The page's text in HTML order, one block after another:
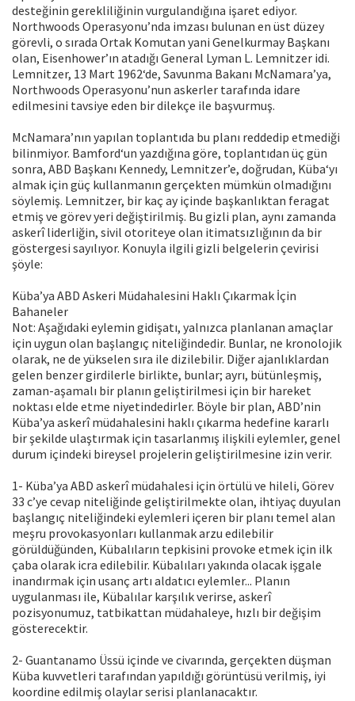
desteğinin gerekliliğinin vurgulandığına işaret ediyor.
Northwoods Operasyonu’nda imzası bulunan en üst düzey
görevli, o sırada Ortak Komutan yani Genelkurmay Başkanı
olan, Eisenhower’ın atadığı General Lyman L. Lemnitzer idi.
Lemnitzer, 13 Mart 1962‘de, Savunma Bakanı McNamara’ya,
Northwoods Operasyonu’nun askerler tarafında idare
edilmesini tavsiye eden bir dilekçe ile başvurmuş.
McNamara’nın yapılan toplantıda bu planı reddedip etmediği
bilinmiyor. Bamford‘un yazdığına göre, toplantıdan üç gün
sonra, ABD Başkanı Kennedy, Lemnitzer’e, doğrudan, Küba‘yı
almak için güç kullanmanın gerçekten mümkün olmadığını
söylemiş. Lemnitzer, bir kaç ay içinde başkanlıktan feragat
etmiş ve görev yeri değiştirilmiş. Bu gizli plan, aynı zamanda
askerî liderliğin, sivil otoriteye olan itimatsızlığının da bir
göstergesi sayılıyor. Konuyla ilgili gizli belgelerin çevirisi
şöyle:
Küba’ya ABD Askeri Müdahalesini Haklı Çıkarmak İçin
Bahaneler
Not: Aşağıdaki eylemin gidişatı, yalnızca planlanan amaçlar
için uygun olan başlangıç niteliğindedir. Bunlar, ne kronolojik
olarak, ne de yükselen sıra ile dizilebilir. Diğer ajanlıklardan
gelen benzer girdilerle birlikte, bunlar; ayrı, bütünleşmiş,
zaman-aşamalı bir planın geliştirilmesi için bir hareket
noktası elde etme niyetindedirler. Böyle bir plan, ABD’nin
Küba’ya askerî müdahalesini haklı çıkarma hedefine kararlı
bir şekilde ulaştırmak için tasarlanmış ilişkili eylemler, genel
durum içindeki bireysel projelerin geliştirilmesine izin verir.
1- Küba’ya ABD askerî müdahalesi için örtülü ve hileli, Görev
33 c’ye cevap niteliğinde geliştirilmekte olan, ihtiyaç duyulan
başlangıç niteliğindeki eylemleri içeren bir planı temel alan
meşru provokasyonları kullanmak arzu edilebilir
görüldüğünden, Kübalıların tepkisini provoke etmek için ilk
çaba olarak icra edilebilir. Kübalıları yakında olacak işgale
inandırmak için usanç artı aldatıcı eylemler... Planın
uygulanması ile, Kübalılar karşılık verirse, askerî
pozisyonumuz, tatbikattan müdahaleye, hızlı bir değişim
gösterecektir.
2- Guantanamo Üssü içinde ve civarında, gerçekten düşman
Küba kuvvetleri tarafından yapıldığı görüntüsü verilmiş, iyi
koordine edilmiş olaylar serisi planlanacaktır.